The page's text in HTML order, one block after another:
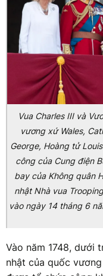
Vua Charles III và
vương xứ Wales,
George, Hoàng tử
công của Cung điện
bay của Không quân
nhật Nhà vua
vào ngày 14 tháng 6
Vào năm 1748, dưới
nhật của quốc